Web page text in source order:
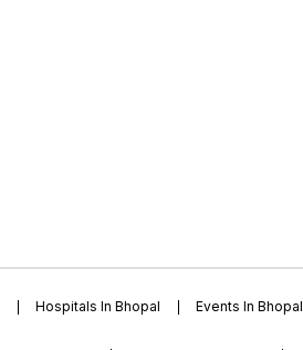
Hospitals In Bhopal Events In Bhopal